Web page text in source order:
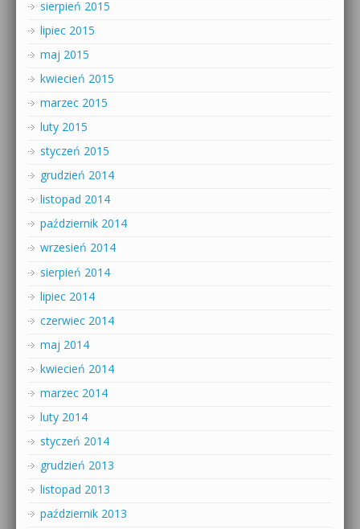
sierpień 2015
lipiec 2015
maj 2015
kwiecień 2015
marzec 2015
luty 2015
styczeń 2015
grudzień 2014
listopad 2014
październik 2014
wrzesień 2014
sierpień 2014
lipiec 2014
czerwiec 2014
maj 2014
kwiecień 2014
marzec 2014
luty 2014
styczeń 2014
grudzień 2013
listopad 2013
październik 2013